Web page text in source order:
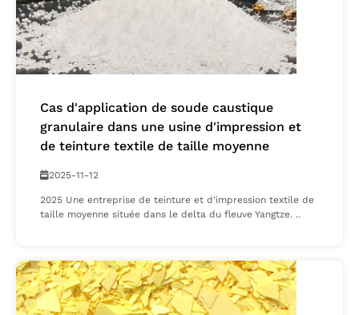
Cas d'application de soude caustique
granulaire dans une usine d'impression et
de teinture textile de taille moyenne
2025-11-12
2025 Une entreprise de teinture et d'impression textile de
taille moyenne située dans le delta du fleuve Yangtze. ..